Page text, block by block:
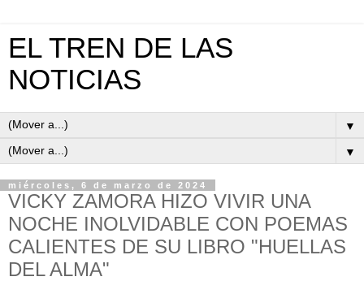
EL TREN DE LAS
NOTICIAS
▼
▼
miércoles, 6 de marzo de 2024
VICKY ZAMORA HIZO VIVIR UNA
NOCHE INOLVIDABLE CON POEMAS
CALIENTES DE SU LIBRO "HUELLAS
DEL ALMA"